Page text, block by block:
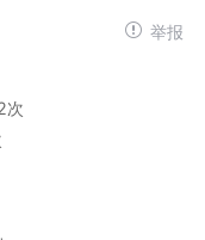
举报
次